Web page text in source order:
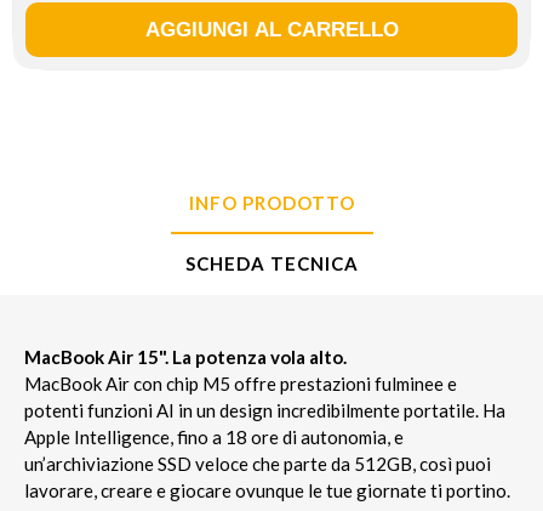
INFO PRODOTTO
SCHEDA TECNICA
MacBook Air 15". La potenza vola alto.
MacBook Air con chip M5 offre prestazioni fulminee e
potenti funzioni AI in un design incredibilmente portatile. Ha
Apple Intelligence, fino a 18 ore di autonomia, e
un’archiviazione SSD veloce che parte da 512GB, così puoi
lavorare, creare e giocare ovunque le tue giornate ti portino.